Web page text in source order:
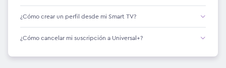
¿Cómo crear un perfil desde mi Smart TV?
¿Cómo cancelar mi suscripción a Universal+?